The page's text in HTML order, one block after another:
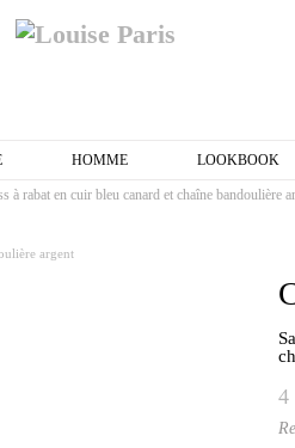
HOMME LOOKBOOK
à rabat en cuir bleu canard et chaîne bandoulière
4